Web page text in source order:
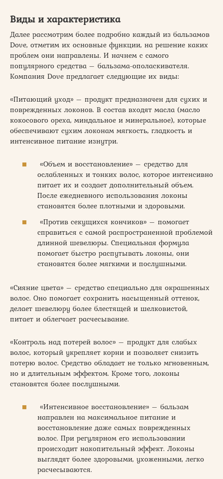
Виды и характеристика
Далее рассмотрим более подробно каждый из бальзамов
Dove, отметим их основные функции, на решение каких
проблем они направлены. И начнем с самого
популярного средства – бальзама-ополаскивателя.
Компания Dove предлагает следующие их виды:
«Питающий уход» – продукт предназначен для сухих и
поврежденных локонов. В состав входят масла (масло
кокосового ореха, миндальное и минеральное), которые
обеспечивают сухим локонам мягкость, гладкость и
интенсивное питание изнутри.
«Объем и восстановление» – средство для
ослабленных и тонких волос, которое интенсивно
питает их и создает дополнительный объем.
После ежедневного использования локоны
становятся более плотными и здоровыми.
«Против секущихся кончиков» – помогает
справиться с самой распространенной проблемой
длинной шевелюры. Специальная формула
помогает быстро распутывать локоны, они
становятся более мягкими и послушными.
«Сияние цвета» – средство специально для окрашенных
волос. Оно помогает сохранить насыщенный оттенок,
делает шевелюру более блестящей и шелковистой,
питает и облегчает расчесывание.
«Контроль над потерей волос» – продукт для слабых
волос, который укрепляет корни и позволяет снизить
потерю волос. Средство обладает не только мгновенным,
но и длительным эффектом. Кроме того, локоны
становятся более послушными.
«Интенсивное восстановление» – бальзам
направлен на максимальное питание и
восстановление даже самых поврежденных
волос. При регулярном его использовании
происходит накопительный эффект. Локоны
выглядят более здоровыми, ухоженными, легко
расчесываются.